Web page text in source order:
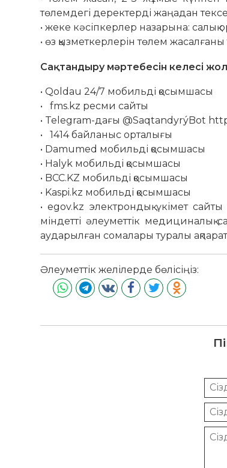
төлемдегі деректерді жаңадан
• жеке кәсіпкерлер назарына: салық
• өз қызметкерлерін төлем
Сақтандыру мәртебесін келесі
• Qoldau 24/7 мобильді қосымшасы
• fms.kz ресми сайты
• Telegram-дағы @SaqtandyrýBot
• 1414 байланыс орталығы
• Damumed мобильді қосымшасы
• Halyk мобильді қосымшасы
• BCC.KZ мобильді қосымшасы
• Kaspi.kz мобильді қосымшасы
• egov.kz электрондық үкімет
міндетті әлеуметтік
аударылған сомалары туралы
Әлеуметтік желілерде бөлісіңіз: